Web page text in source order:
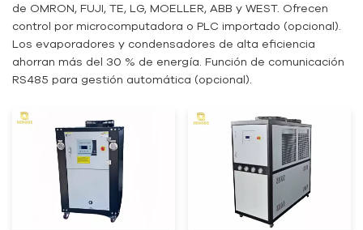
de OMRON, FUJI, TE, LG, MOELLER, ABB y WEST. Ofrecen
control por microcomputadora o PLC importado (opcional).
Los evaporadores y condensadores de alta eficiencia
ahorran más del 30 % de energía. Función de comunicación
RS485 para gestión automática (opcional).